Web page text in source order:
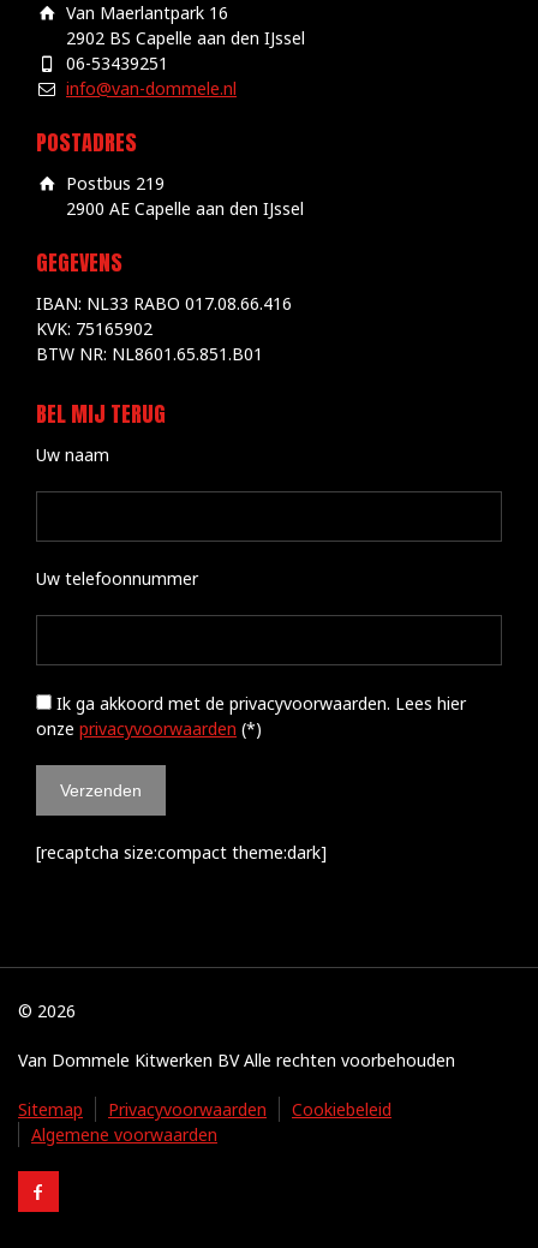
Van Maerlantpark 16
2902 BS Capelle aan den IJssel
06-53439251
info@van-dommele.nl
POSTADRES
Postbus 219
2900 AE Capelle aan den IJssel
GEGEVENS
IBAN: NL33 RABO 017.08.66.416
KVK: 75165902
BTW NR: NL8601.65.851.B01
BEL MIJ TERUG
Uw naam
Uw telefoonnummer
Ik ga akkoord met de privacyvoorwaarden. Lees hier
onze privacyvoorwaarden (*)
[recaptcha size:compact theme:dark]
© 2026
Van Dommele Kitwerken BV Alle rechten voorbehouden
Sitemap Privacyvoorwaarden
Cookiebeleid
Algemene voorwaarden